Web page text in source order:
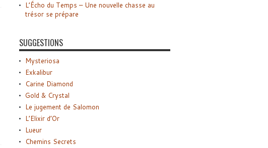
L’Écho du Temps – Une nouvelle chasse au
trésor se prépare
SUGGESTIONS
Mysteriosa
Exkalibur
Carine Diamond
Gold & Crystal
Le jugement de Salomon
L’Elixir d’Or
Lueur
Chemins Secrets